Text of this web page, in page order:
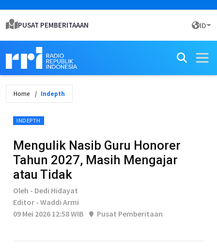
PUSAT PEMBERITAAAN ID
Home Indepth
INDEPTH
Mengulik Nasib Guru Honorer
Tahun 2027, Masih Mengajar
atau Tidak
Oleh - Dedi Hidayat
Editor - Waddi Armi
09 Mei 2026 12:58 WIB
Pusat Pemberitaan